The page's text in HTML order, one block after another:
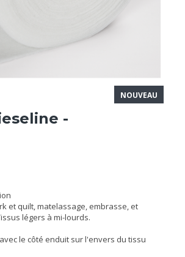
NOUVEAU
-
et quilt, matelassage, embrasse, et
légers à mi-lourds.
le côté enduit sur l'envers du tissu